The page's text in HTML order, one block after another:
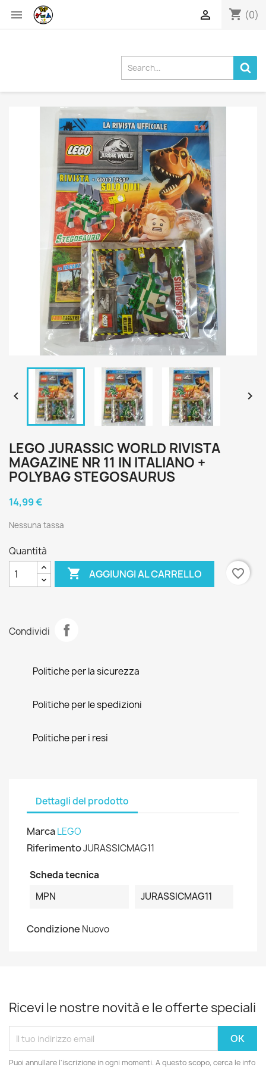
 shopping_cart (0)

 
LEGO JURASSIC WORLD RIVISTA
MAGAZINE NR 11 IN ITALIANO +
POLYBAG STEGOSAURUS
14,99 €
Nessuna tassa
Quantità
 AGGIUNGI AL CARRELLO favorite_border
Condividi
Politiche per la sicurezza
Politiche per le spedizioni
Politiche per i resi
Dettagli del prodotto
MarcaLEGO
RiferimentoJURASSICMAG11
Scheda tecnica
MPN
JURASSICMAG11
Condizione Nuovo
Ricevi le nostre novità e le offerte speciali
Puoi annullare l'iscrizione in ogni momenti. A questo scopo, cerca le info